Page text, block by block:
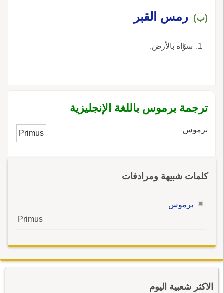
(ب) رمس القبر
سوَّاه بالأرض.
ترجمة برموس باللغة الإنجليزية
برموس Primus
كلمات شبيهة ومرادفات
برموس
Primus
الاكثر شعبية اليوم